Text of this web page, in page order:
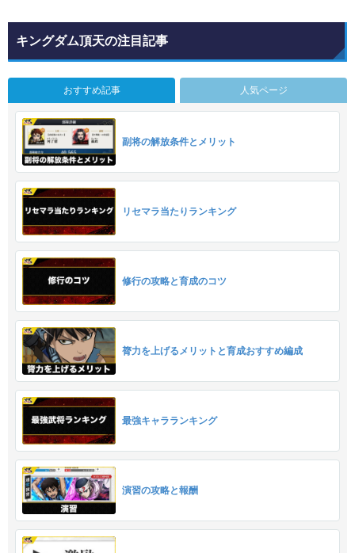
キングダム頂天の注目記事
おすすめ記事 人気ページ
副将の解放条件とメリット
リセマラ当たりランキング
修行の攻略と育成のコツ
膂力を上げるメリットと育成おすすめ編成
最強キャラランキング
演習の攻略と報酬